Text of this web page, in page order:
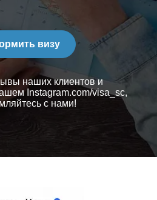
визу
наших клиентов и
Instagram.com/visa_sc,
с нами!